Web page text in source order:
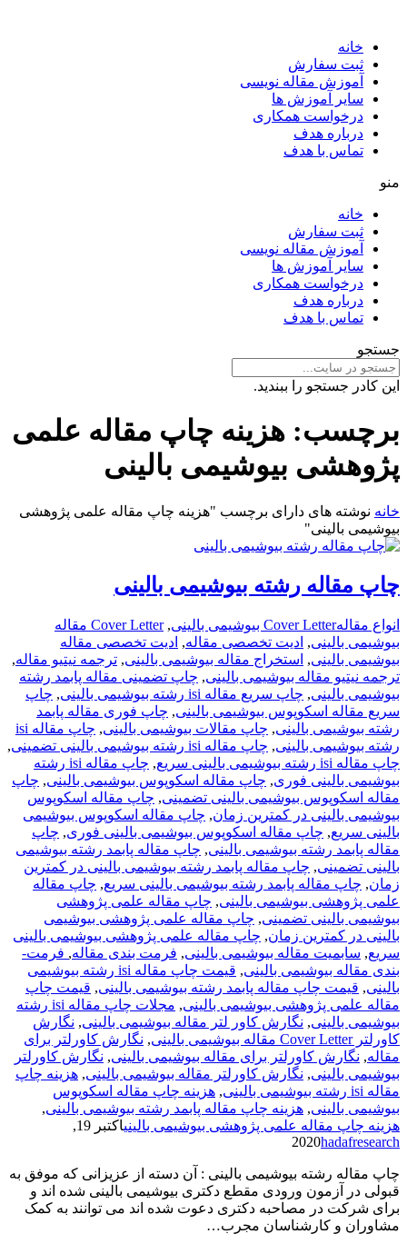
خانه
ثبت سفارش
آموزش مقاله نویسی
سایر آموزش ها
درخواست همکاری
درباره هدف
تماس با هدف
منو
خانه
ثبت سفارش
آموزش مقاله نویسی
سایر آموزش ها
درخواست همکاری
درباره هدف
تماس با هدف
جستجو
این کادر جستجو را ببندید.
برچسب: هزینه چاپ مقاله علمی
پژوهشی بیوشیمی بالینی
خانه نوشته های دارای برچسب "هزینه چاپ مقاله علمی پژوهشی
بیوشیمی بالینی"
چاپ مقاله رشته بیوشیمی بالینی
انواع مقالهCover Letter بیوشیمی بالینی ,
Cover Letter مقاله
بیوشیمی بالینی, ادیت تخصصی مقاله, ادیت تخصصی مقاله
بیوشیمی بالینی, استخراج مقاله بیوشیمی بالینی, ترجمه نیتیو مقاله,
ترجمه نیتیو مقاله بیوشیمی بالینی, چاپ تضمینی مقاله پابمد رشته
بیوشیمی بالینی, چاپ سریع مقاله isi رشته بیوشیمی بالینی , چاپ
سریع مقاله اسکوپوس بیوشیمی بالینی, چاپ فوری مقاله پابمد
رشته بیوشیمی بالینی, چاپ مقالات بیوشیمی بالینی,
چاپ مقاله isi
رشته بیوشیمی بالینی, چاپ مقاله isi رشته بیوشیمی بالینی تضمینی
,
چاپ مقاله isi رشته بیوشیمی بالینی سریع
,
چاپ مقاله isi رشته
بیوشیمی بالینی فوری, چاپ مقاله اسکوپوس بیوشیمی بالینی, چاپ
مقاله اسکوپوس بیوشیمی بالینی تضمینی, چاپ مقاله اسکوپوس
بیوشیمی بالینی در کمترین زمان, چاپ مقاله اسکوپوس بیوشیمی
بالینی سریع, چاپ مقاله اسکوپوس بیوشیمی بالینی فوری, چاپ
مقاله پابمد رشته بیوشیمی بالینی, چاپ مقاله پابمد رشته بیوشیمی
بالینی تضمینی, چاپ مقاله پابمد رشته بیوشیمی بالینی در کمترین
زمان, چاپ مقاله پابمد رشته بیوشیمی بالینی سریع, چاپ مقاله
علمی پژوهشی بیوشیمی بالینی, چاپ مقاله علمی پژوهشی
بیوشیمی بالینی تضمینی, چاپ مقاله علمی پژوهشی بیوشیمی
بالینی در کمترین زمان, چاپ مقاله علمی پژوهشی بیوشیمی بالینی
سریع, سابمیت مقاله بیوشیمی بالینی, فرمت­ بندی مقاله, فرمت­
بندی مقاله بیوشیمی بالینی,
قیمت چاپ مقاله isi رشته بیوشیمی
بالینی, قیمت چاپ مقاله پابمد رشته بیوشیمی بالینی, قیمت چاپ
مقاله علمی پژوهشی بیوشیمی بالینی,
مجلات چاپ مقاله isi رشته
بیوشیمی بالینی, نگارش کاور لتر مقاله بیوشیمی بالینی, نگارش
کاورلتر Cover Letter مقاله بیوشیمی بالینی
, نگارش کاورلتر برای
مقاله, نگارش کاورلتر برای مقاله بیوشیمی بالینی, نگارش کاورلتر
بیوشیمی بالینی, نگارش کاورلتر مقاله بیوشیمی بالینی, هزینه چاپ
مقاله isi رشته بیوشیمی بالینی
, هزینه چاپ مقاله اسکوپوس
بیوشیمی بالینی, هزینه چاپ مقاله پابمد رشته بیوشیمی بالینی,
هزینه چاپ مقاله علمی پژوهشی بیوشیمی بالینی
اکتبر 19,
2020hadafresearch
چاپ مقاله رشته بیوشیمی بالینی : آن دسته از عزیزانی که موفق به
قبولی در آزمون ورودی مقطع دکتری بیوشیمی بالینی شده اند و
برای شرکت در مصاحبه دکتری دعوت شده اند می توانند به کمک
مشاوران و کارشناسان مجرب…